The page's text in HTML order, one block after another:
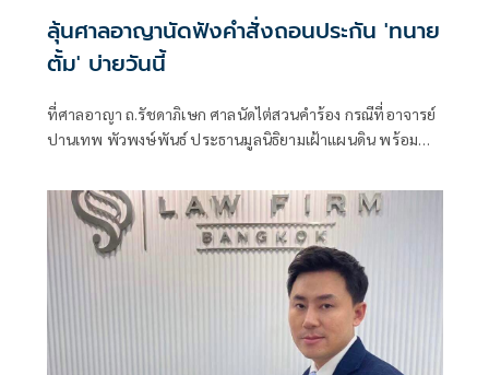
ลุ้นศาลอาญานัดฟังคำสั่งถอนประกัน 'ทนาย
ตั้ม' บ่ายวันนี้
ที่ศาลอาญา ถ.รัชดาภิเษก ศาลนัดไต่สวนคำร้อง กรณีที่อาจารย์
ปานเทพ พัวพงษ์พันธ์ ประธานมูลนิธิยามเฝ้าแผนดิน พร้อม